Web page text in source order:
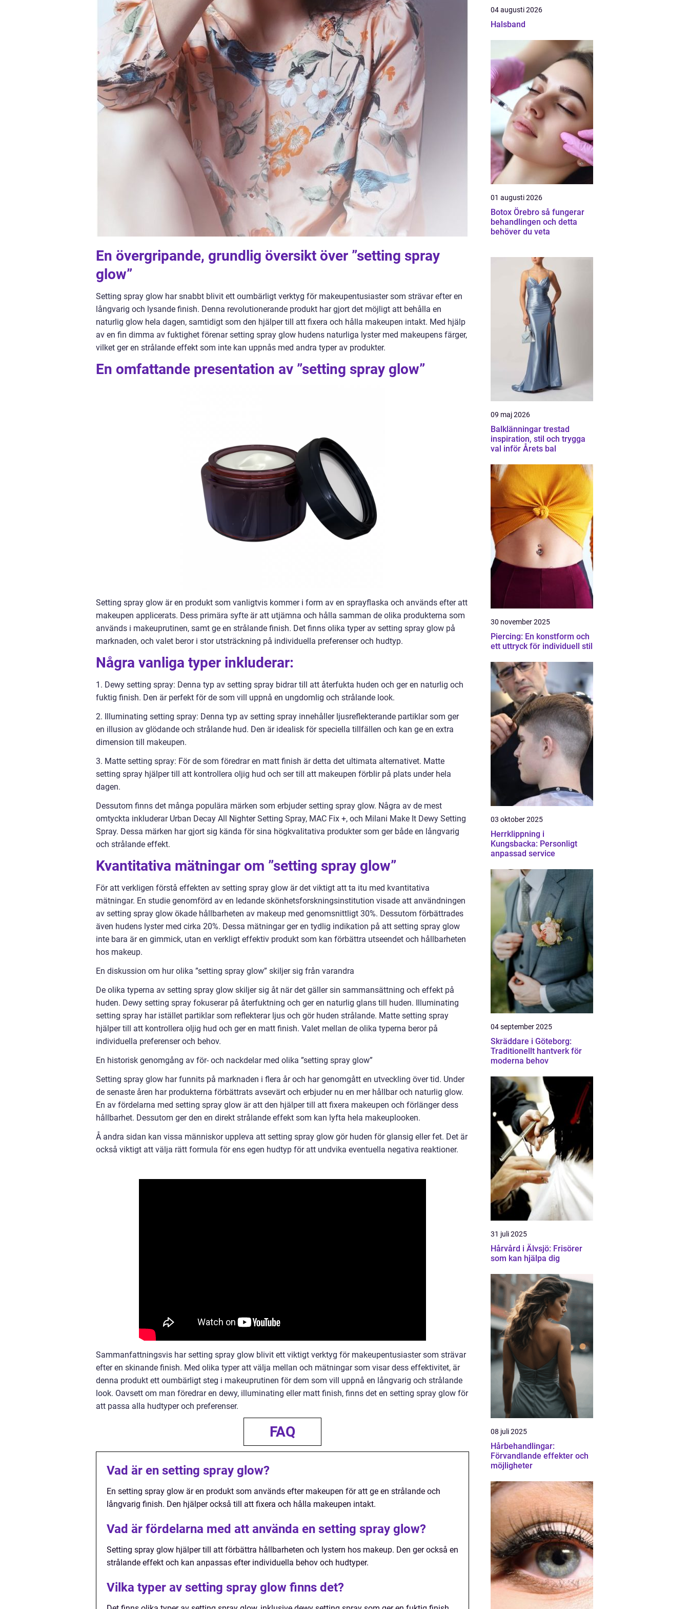
En övergripande, grundlig översikt över ”setting spray
glow”
Setting spray glow har snabbt blivit ett oumbärligt verktyg för makeupentusiaster som strävar efter en
långvarig och lysande finish. Denna revolutionerande produkt har gjort det möjligt att behålla en
naturlig glow hela dagen, samtidigt som den hjälper till att fixera och hålla makeupen intakt. Med hjälp
av en fin dimma av fuktighet förenar setting spray glow hudens naturliga lyster med makeupens färger,
vilket ger en strålande effekt som inte kan uppnås med andra typer av produkter.
En omfattande presentation av ”setting spray glow”
Setting spray glow är en produkt som vanligtvis kommer i form av en sprayflaska och används efter att
makeupen applicerats. Dess primära syfte är att utjämna och hålla samman de olika produkterna som
används i makeuprutinen, samt ge en strålande finish. Det finns olika typer av setting spray glow på
marknaden, och valet beror i stor utsträckning på individuella preferenser och hudtyp.
Några vanliga typer inkluderar:
1. Dewy setting spray: Denna typ av setting spray bidrar till att återfukta huden och ger en naturlig och
fuktig finish. Den är perfekt för de som vill uppnå en ungdomlig och strålande look.
2. Illuminating setting spray: Denna typ av setting spray innehåller ljusreflekterande partiklar som ger
en illusion av glödande och strålande hud. Den är idealisk för speciella tillfällen och kan ge en extra
dimension till makeupen.
3. Matte setting spray: För de som föredrar en matt finish är detta det ultimata alternativet. Matte
setting spray hjälper till att kontrollera oljig hud och ser till att makeupen förblir på plats under hela
dagen.
Dessutom finns det många populära märken som erbjuder setting spray glow. Några av de mest
omtyckta inkluderar Urban Decay All Nighter Setting Spray, MAC Fix +, och Milani Make It Dewy Setting
Spray. Dessa märken har gjort sig kända för sina högkvalitativa produkter som ger både en långvarig
och strålande effekt.
Kvantitativa mätningar om ”setting spray glow”
För att verkligen förstå effekten av setting spray glow är det viktigt att ta itu med kvantitativa
mätningar. En studie genomförd av en ledande skönhetsforskningsinstitution visade att användningen
av setting spray glow ökade hållbarheten av makeup med genomsnittligt 30%. Dessutom förbättrades
även hudens lyster med cirka 20%. Dessa mätningar ger en tydlig indikation på att setting spray glow
inte bara är en gimmick, utan en verkligt effektiv produkt som kan förbättra utseendet och hållbarheten
hos makeup.
En diskussion om hur olika ”setting spray glow” skiljer sig från varandra
De olika typerna av setting spray glow skiljer sig åt när det gäller sin sammansättning och effekt på
huden. Dewy setting spray fokuserar på återfuktning och ger en naturlig glans till huden. Illuminating
setting spray har istället partiklar som reflekterar ljus och gör huden strålande. Matte setting spray
hjälper till att kontrollera oljig hud och ger en matt finish. Valet mellan de olika typerna beror på
individuella preferenser och behov.
En historisk genomgång av för- och nackdelar med olika ”setting spray glow”
Setting spray glow har funnits på marknaden i flera år och har genomgått en utveckling över tid. Under
de senaste åren har produkterna förbättrats avsevärt och erbjuder nu en mer hållbar och naturlig glow.
En av fördelarna med setting spray glow är att den hjälper till att fixera makeupen och förlänger dess
hållbarhet. Dessutom ger den en direkt strålande effekt som kan lyfta hela makeuplooken.
Å andra sidan kan vissa människor uppleva att setting spray glow gör huden för glansig eller fet. Det är
också viktigt att välja rätt formula för ens egen hudtyp för att undvika eventuella negativa reaktioner.
Sammanfattningsvis har setting spray glow blivit ett viktigt verktyg för makeupentusiaster som strävar
efter en skinande finish. Med olika typer att välja mellan och mätningar som visar dess effektivitet, är
denna produkt ett oumbärligt steg i makeuprutinen för dem som vill uppnå en långvarig och strålande
look. Oavsett om man föredrar en dewy, illuminating eller matt finish, finns det en setting spray glow för
att passa alla hudtyper och preferenser.
FAQ
Vad är en setting spray glow?
En setting spray glow är en produkt som används efter makeupen för att ge en strålande och
långvarig finish. Den hjälper också till att fixera och hålla makeupen intakt.
Vad är fördelarna med att använda en setting spray glow?
Setting spray glow hjälper till att förbättra hållbarheten och lystern hos makeup. Den ger också en
strålande effekt och kan anpassas efter individuella behov och hudtyper.
Vilka typer av setting spray glow finns det?
04 augusti 2026
Halsband
01 augusti 2026
Botox Örebro så fungerar
behandlingen och detta
behöver du veta
09 maj 2026
Balklänningar trestad
inspiration, stil och trygga
val inför Årets bal
30 november 2025
Piercing: En konstform och
ett uttryck för individuell stil
03 oktober 2025
Herrklippning i
Kungsbacka: Personligt
anpassad service
04 september 2025
Skräddare i Göteborg:
Traditionellt hantverk för
moderna behov
31 juli 2025
Hårvård i Älvsjö: Frisörer
som kan hjälpa dig
08 juli 2025
Hårbehandlingar:
Förvandlande effekter och
möjligheter